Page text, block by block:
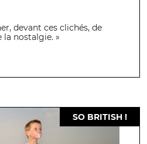
devant ces clichés, de
nostalgie. »
SO BRITISH !